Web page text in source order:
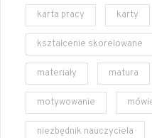
karta pracy karty
kształcenie skorelowane
materiały matura
motywowanie
niezbędnik nauczyciela